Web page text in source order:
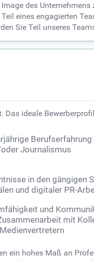
des
eines engagierten
Sie Teil unseres
Das ideale
Berufserfahrung
Journalismus
in den gängigen
und digitaler PR-
und
mit
ein hohes Maß an